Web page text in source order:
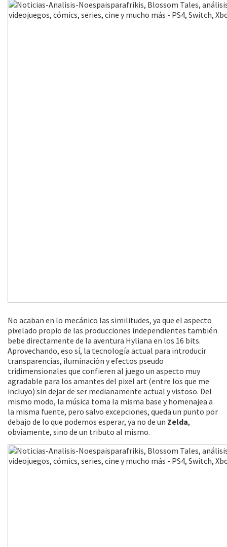
No acaban en lo mecánico las similitudes, ya que el aspecto
pixelado propio de las producciones independientes también
bebe directamente de la aventura Hyliana en los 16 bits.
Aprovechando, eso sí, la tecnología actual para introducir
transparencias, iluminación y efectos pseudo
tridimensionales que confieren al juego un aspecto muy
agradable para los amantes del pixel art (entre los que me
incluyo) sin dejar de ser medianamente actual y vistoso. Del
mismo modo, la música toma la misma base y homenajea a
la misma fuente, pero salvo excepciones, queda un punto por
debajo de lo que podemos esperar, ya no de un Zelda,
obviamente, sino de un tributo al mismo.